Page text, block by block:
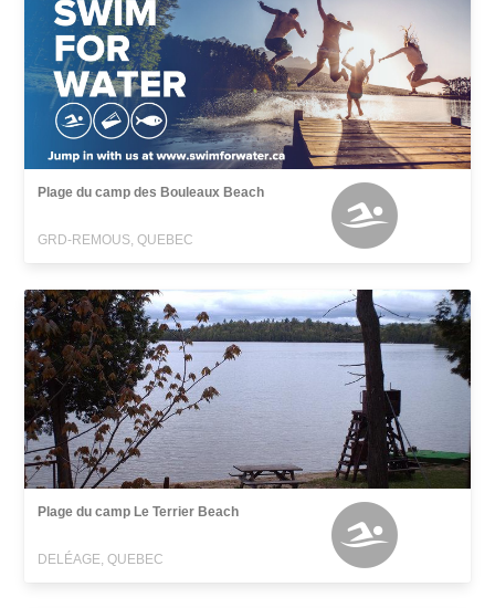
Plage du camp des Bouleaux Beach
GRD-REMOUS, QUEBEC
Plage du camp Le Terrier Beach
DELÉAGE, QUEBEC